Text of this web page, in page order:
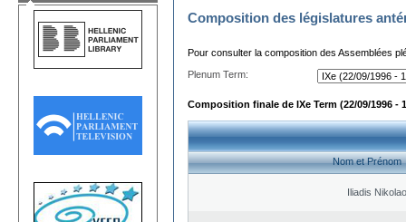
Composition des législatures
Pour consulter la composition des Assemblées
Plenum Term:
Composition finale de IXe Term (22/09/1996 -
Nom et Prénom
Iliadis